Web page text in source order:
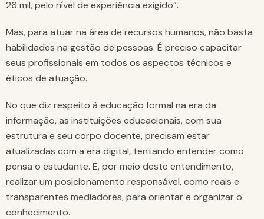
26 mil, pelo nível de experiência exigido”.
Mas, para atuar na área de recursos humanos, não basta
habilidades na gestão de pessoas. É preciso capacitar
seus profissionais em todos os aspectos técnicos e
éticos de atuação.
No que diz respeito à educação formal na era da
informação, as instituições educacionais, com sua
estrutura e seu corpo docente, precisam estar
atualizadas com a era digital, tentando entender como
pensa o estudante. E, por meio deste entendimento,
realizar um posicionamento responsável, como reais e
transparentes mediadores, para orientar e organizar o
conhecimento.